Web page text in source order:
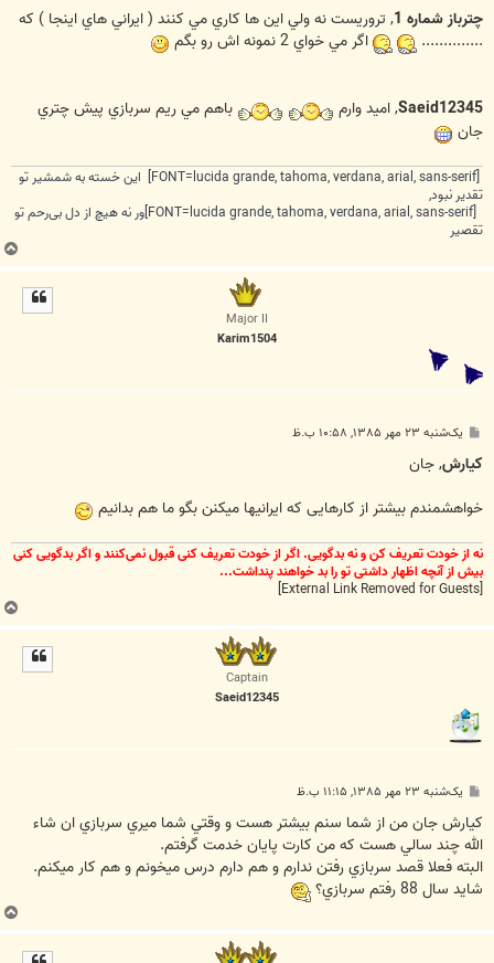
ت
چترباز شماره 1 , تروريست نه ولي اين ها كاري مي كنند ( ايراني هاي اينجا ) كه
..............
اگر مي خواي 2 نمونه اش رو بگم
Saeid12345, اميد وارم
باهم مي ريم سربازي پيش چتري
جان
[FONT=lucida grande, tahoma, verdana, arial, sans-serif] این خسته به شمشیر تو
تقدیر نبود,
[FONT=lucida grande, tahoma, verdana, arial, sans-serif]ور نه هیچ از دل بی‌رحم تو
تقصیر
ب
ا
Major II
Karim1504
پ
ت
یک‌شنبه ۲۳ مهر ۱۳۸۵, ۱۰:۵۸ ب.ظ
كيارش, جان
خواهشمندم بیشتر از کارهایی که ایرانیها میکنن بگو ما هم بدانیم
نه از خودت تعریف کن و نه بدگویی. اگر از خودت تعریف کنی قبول نمی‌کنند و اگر بدگویی کنی
بیش از آنچه اظهار داشتی تو را بد خواهند پنداشت...
ب
ا
Captain
Saeid12345
پ
ت
یک‌شنبه ۲۳ مهر ۱۳۸۵, ۱۱:۱۵ ب.ظ
کيارش جان من از شما سنم بيشتر هست و وقتي شما ميري سربازي ان شاء
الله چند سالي هست که من کارت پايان خدمت گرفتم.
البته فعلا قصد سربازي رفتن ندارم و هم دارم درس ميخونم و هم کار ميکنم.
شايد سال 88 رفتم سربازي؟
ب
ا